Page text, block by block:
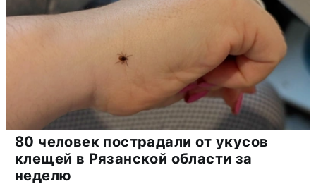
80 человек пострадали от укусов
клещей в Рязанской области за
неделю